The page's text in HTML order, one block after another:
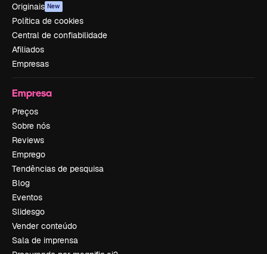
Originais New
Política de cookies
Central de confiabilidade
Afiliados
Empresas
Empresa
Preços
Sobre nós
Reviews
Emprego
Tendências de pesquisa
Blog
Eventos
Slidesgo
Vender conteúdo
Sala de imprensa